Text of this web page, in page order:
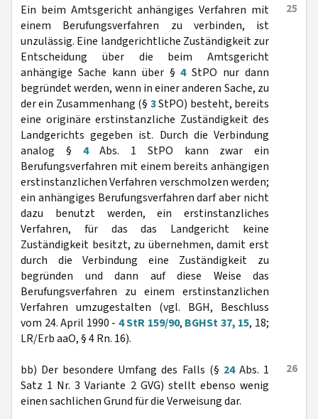
25
Ein beim Amtsgericht anhängiges Verfahren mit
einem Berufungsverfahren zu verbinden, ist
unzulässig. Eine landgerichtliche Zuständigkeit zur
Entscheidung über die beim Amtsgericht
anhängige Sache kann über §4StPO nur dann
begründet werden, wenn in einer anderen Sache, zu
der ein Zusammenhang (§ 3StPO) besteht, bereits
eine originäre erstinstanzliche Zuständigkeit des
Landgerichts gegeben ist. Durch die Verbindung
analog § 4Abs. 1 StPO kann zwar ein
Berufungsverfahren mit einem bereits anhängigen
erstinstanzlichen Verfahren verschmolzen werden;
ein anhängiges Berufungsverfahren darf aber nicht
dazu benutzt werden, ein erstinstanzliches
Verfahren, für das das Landgericht keine
Zuständigkeit besitzt, zu übernehmen, damit erst
durch die Verbindung eine Zuständigkeit zu
begründen und dann auf diese Weise das
Berufungsverfahren zu einem erstinstanzlichen
Verfahren umzugestalten (vgl. BGH, Beschluss
vom 24. April 1990 - 4 StR 159/90, BGHSt 37, 15, 18;
LR/Erb aaO, § 4 Rn. 16).
26
bb) Der besondere Umfang des Falls (§ 24Abs. 1
Satz 1 Nr. 3 Variante 2 GVG) stellt ebenso wenig
einen sachlichen Grund für die Verweisung dar.